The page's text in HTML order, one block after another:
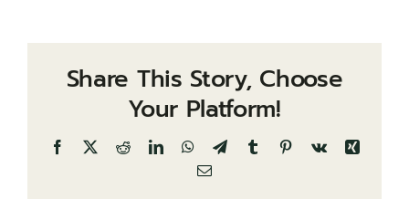
Share This Story, Choose
Your Platform!
Facebook
X RedditLinkedInWhatsApp
TelegramTumblrPinterest
Vk
Xing
Email